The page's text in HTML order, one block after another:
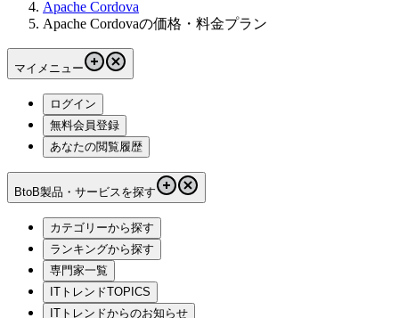
Apache Cordova
Apache Cordovaの価格・料金プラン
マイメニュー
ログイン
無料会員登録
あなたの閲覧履歴
BtoB製品・サービスを探す
カテゴリーから探す
ランキングから探す
専門家一覧
ITトレンドTOPICS
ITトレンドからのお知らせ